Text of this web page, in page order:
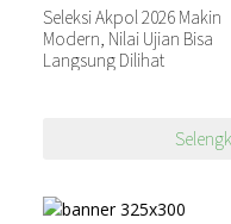
Seleksi Akpol 2026 Makin
Modern, Nilai Ujian Bisa
Langsung Dilihat